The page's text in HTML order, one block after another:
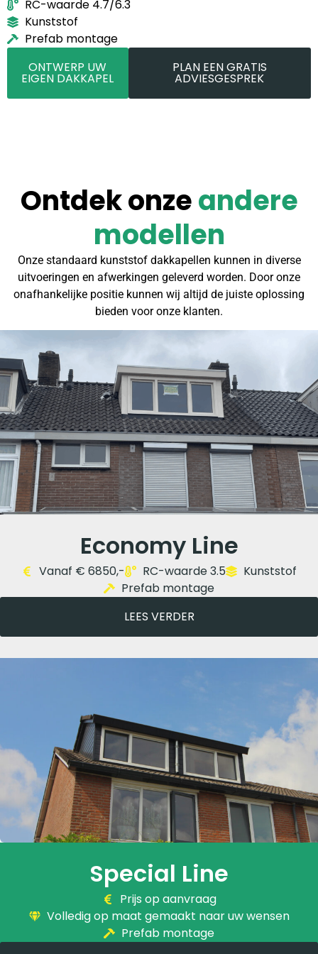
RC-waarde 4.7/6.3
Kunststof
Prefab montage
ONTWERP UW
EIGEN DAKKAPEL
PLAN EEN GRATIS
ADVIESGESPREK
Ontdek onzeandere
modellen
Onze standaard kunststof dakkapellen kunnen in diverse
uitvoeringen en afwerkingen geleverd worden. Door onze
onafhankelijke positie kunnen wij altijd de juiste oplossing
bieden voor onze klanten.
Economy Line
Vanaf € 6850,- RC-waarde 3.5
Kunststof
Prefab montage
LEES VERDER
Special Line
Prijs op aanvraag
Volledig op maat gemaakt naar uw wensen
Prefab montage